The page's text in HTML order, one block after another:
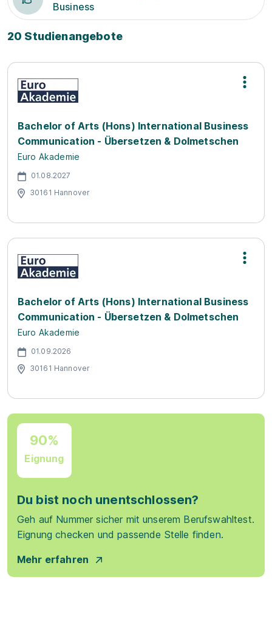
Business
20 Studienangebote
Bachelor of Arts (Hons) International Business
Communication - Übersetzen & Dolmetschen
Euro Akademie
01.08.2027
30161 Hannover
Bachelor of Arts (Hons) International Business
Communication - Übersetzen & Dolmetschen
Euro Akademie
01.09.2026
30161 Hannover
90%
Eignung
Du bist noch unentschlossen?
Geh auf Nummer sicher mit unserem Berufswahltest.
Eignung checken und passende Stelle finden.
Mehr erfahren